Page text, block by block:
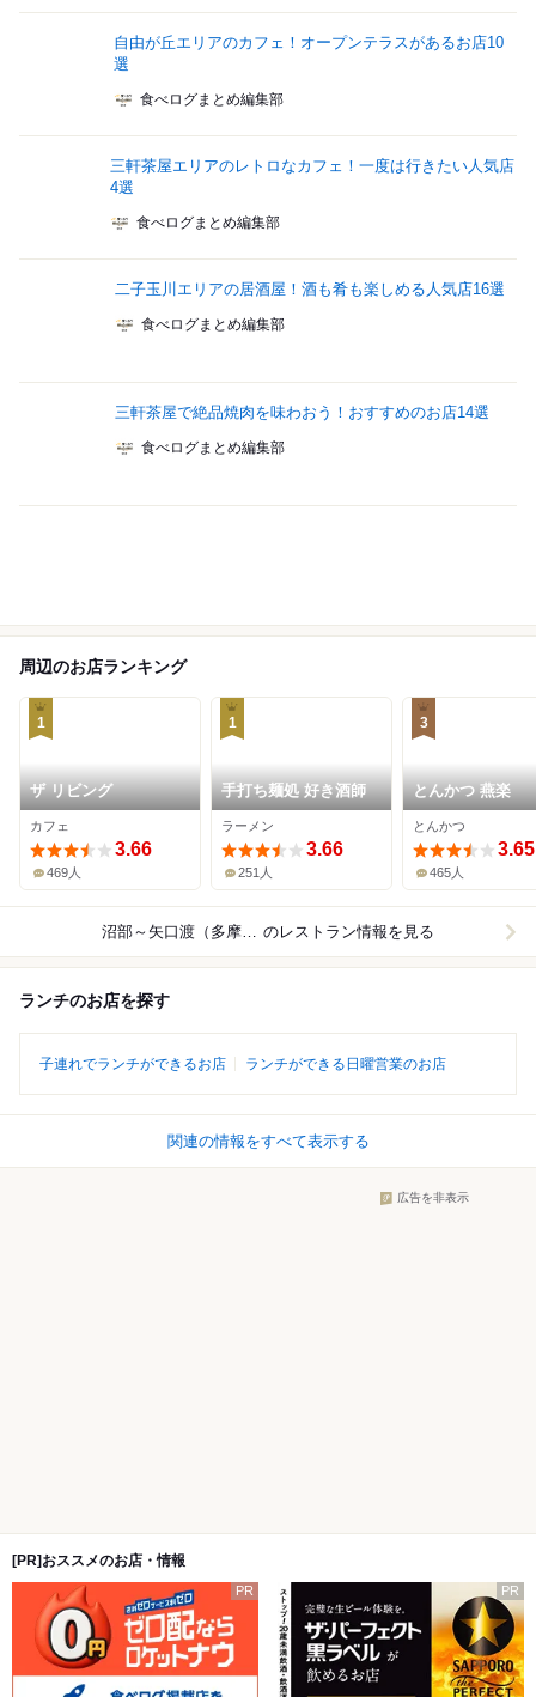
自由が丘エリアのカフェ！オープンテラスがあるお店10
選
食べログまとめ編集部
三軒茶屋エリアのレトロなカフェ！一度は行きたい人気店
4選
食べログまとめ編集部
二子玉川エリアの居酒屋！酒も肴も楽しめる人気店16選
食べログまとめ編集部
三軒茶屋で絶品焼肉を味わおう！おすすめのお店14選
食べログまとめ編集部
周辺のお店ランキング
1
ザ リビング
カフェ
3.66
469人
1
手打ち麺処 好き酒師
ラーメン
3.66
251人
3
とんかつ 燕楽
とんかつ
3.65
465人
沼部～矢口渡（多摩川線） のレストラン情報を見る
ランチのお店を探す
子連れでランチができるお店 ランチができる日曜営業のお店
関連の情報をすべて表示する
広告を非表示
[PR]おススメのお店・情報
PR PR